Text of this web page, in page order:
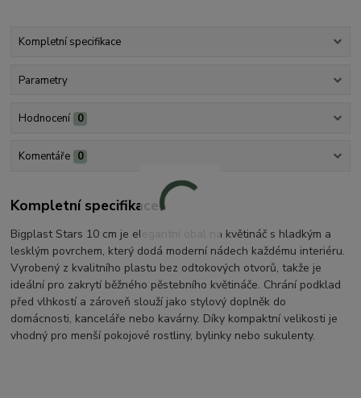
Kompletní specifikace
Parametry
Hodnocení 0
Komentáře 0
Kompletní specifikace
Bigplast Stars 10 cm je elegantní obal na květináč s hladkým a
lesklým povrchem, který dodá moderní nádech každému interiéru.
Vyrobený z kvalitního plastu bez odtokových otvorů, takže je
ideální pro zakrytí běžného pěstebního květináče. Chrání podklad
před vlhkostí a zároveň slouží jako stylový doplněk do
domácnosti, kanceláře nebo kavárny. Díky kompaktní velikosti je
vhodný pro menší pokojové rostliny, bylinky nebo sukulenty.